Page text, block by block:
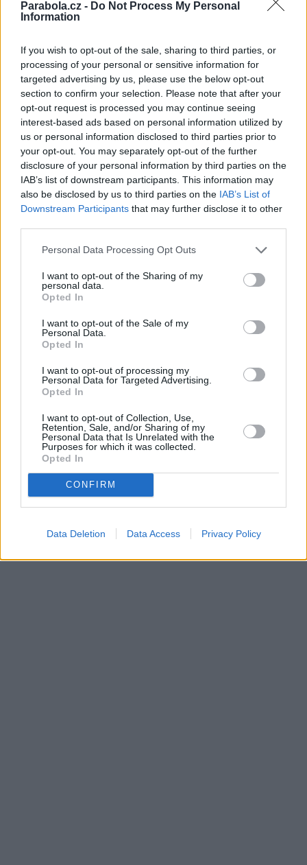
Parabola.cz - Do Not Process My Personal
Information
If you wish to opt-out of the sale, sharing to third parties, or
processing of your personal or sensitive information for
targeted advertising by us, please use the below opt-out
section to confirm your selection. Please note that after your
opt-out request is processed you may continue seeing
interest-based ads based on personal information utilized by
us or personal information disclosed to third parties prior to
your opt-out. You may separately opt-out of the further
disclosure of your personal information by third parties on the
IAB’s list of downstream participants. This information may
also be disclosed by us to third parties on the IAB’s List of
Downstream Participants that may further disclose it to other
Personal Data Processing Opt Outs
I want to opt-out of the Sharing of my
personal data.
Opted In
I want to opt-out of the Sale of my
Personal Data.
Opted In
I want to opt-out of processing my
Personal Data for Targeted Advertising.
Opted In
I want to opt-out of Collection, Use,
Retention, Sale, and/or Sharing of my
Personal Data that Is Unrelated with the
Purposes for which it was collected.
Opted In
CONFIRM
Data Deletion Data Access Privacy Policy
Skylink: Nové parametry pro kanály Primy a změny FEC
Pracovní nabídky
07.08.2026 -Bosch Powertrain s.r.o. Jihlava • linkový střídač • mzda
48.400 Kč • příspěvek na ubytování (Jihlava, okres Jihlava)
07.08.2026 -Bosch Powertrain s.r.o. Jihlava • obsluha CNC strojů •
48.400 Kč • náborový bonus 50.000 Kč • příspěvek na ubytování
okres Jihlava)
07.08.2026 - Specialista pro elektronická zařízení údržby (m/ž) (tř.
Klementa 869, Mladá Boleslav II)
06.08.2026 -Bosch Powertrain s.r.o. Jihlava • CNC operátor• mzda
Kč • náborový bonus 50.000 Kč • příspěvek na ubytování (Jihlava,
Jihlava)
06.08.2026 -Bosch Powertrain s.r.o. • montážní dělník • mzda 44.700
Vybrané články
vysílacím týdnu
naladění na Skylinku
Parabola.cz- web o satelitní, terestrické a kabelové televizi, ©
O webu parabola.cz•O souborech cookies•Inzerce•Kontakt
Dovolená u moře•Bazény